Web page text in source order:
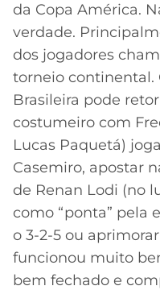
da Copa América.
verdade.
dos jogadores
torneio continental.
Brasileira pode
costumeiro com
Lucas Paquetá)
Casemiro, apostar
de Renan Lodi (no
como “ponta” pela
o 3-2-5 ou
funcionou muito
bem fechado e